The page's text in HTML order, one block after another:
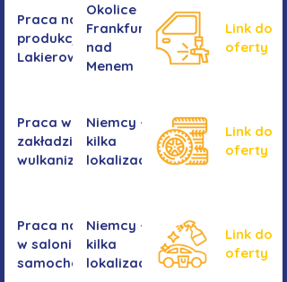
Praca na
produkcji -
Lakierowanie
Okolice
Frankfurtu
nad
Menem
Link do
oferty
Praca w
zakładzie
wulkanizacyjnym
Niemcy -
kilka
lokalizacji
Link do
oferty
Praca na myjni
w salonie
samochodowym
Niemcy -
kilka
lokalizacji
Link do
oferty